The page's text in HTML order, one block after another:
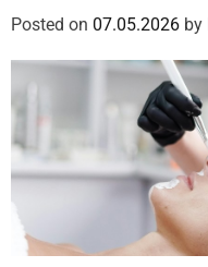
Posted on 07.05.2026 by